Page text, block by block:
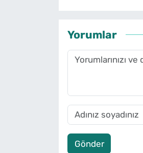
Yorumlar
Gönder